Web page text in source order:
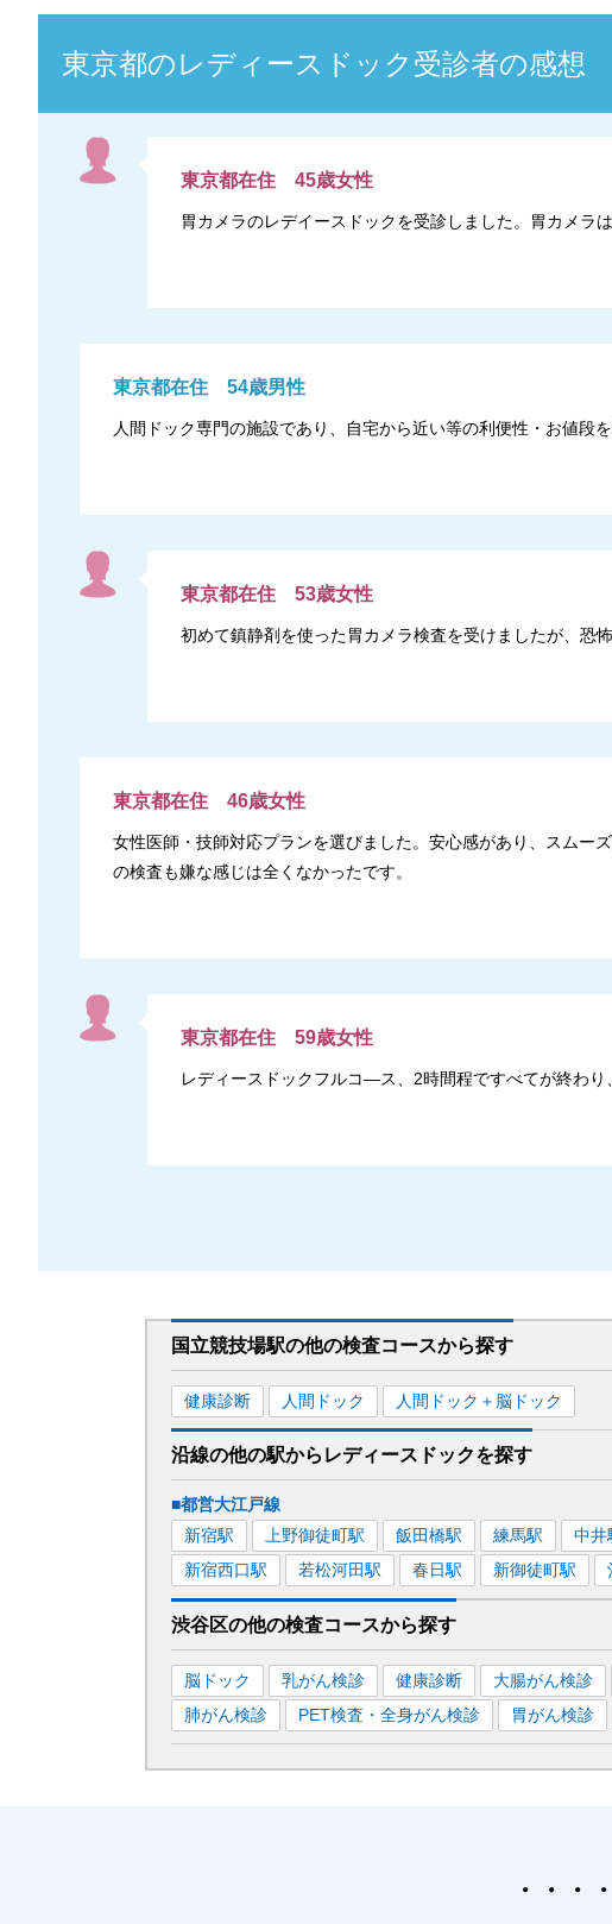
東京都のレディースドック 受診者の感想
東京都在住 45歳女性
胃カメラのレデイースドックを受診しました。胃カメラ
東京都在住 54歳男性
人間ドック専門の施設であり、自宅から近い等の利便性・お値段
東京都在住 53歳女性
初めて鎮静剤を使った胃カメラ検査を受けましたが、恐
東京都在住 46歳女性
女性医師・技師対応プランを選びました。安心感があり、スムー
の検査も嫌な感じは全くなかったです。
東京都在住 59歳女性
レディースドックフルコ―ス、2時間程ですべてが終わ
国立競技場駅の他の検査コースから探す
健康診断 人間ドック 人間ドック＋脳ドック
沿線の他の駅から レディースドックを探す
■都営大江戸線
新宿駅 上野御徒町駅 飯田橋駅 練馬駅 中井
新宿西口駅 若松河田駅 春日駅 新御徒町駅
渋谷区の他の検査コースから探す
脳ドック 乳がん検診 健康診断 大腸がん検診
肺がん検診
PET検査・全身がん検診 胃がん検診